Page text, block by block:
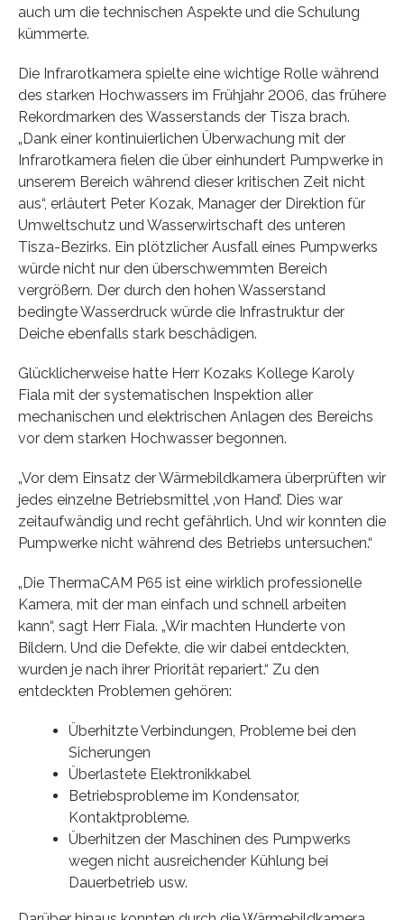
auch um die technischen Aspekte und die Schulung
kümmerte.
Die Infrarotkamera spielte eine wichtige Rolle während
des starken Hochwassers im Frühjahr 2006, das frühere
Rekordmarken des Wasserstands der Tisza brach.
„Dank einer kontinuierlichen Überwachung mit der
Infrarotkamera fielen die über einhundert Pumpwerke in
unserem Bereich während dieser kritischen Zeit nicht
aus“, erläutert Peter Kozak, Manager der Direktion für
Umweltschutz und Wasserwirtschaft des unteren
Tisza-Bezirks. Ein plötzlicher Ausfall eines Pumpwerks
würde nicht nur den überschwemmten Bereich
vergrößern. Der durch den hohen Wasserstand
bedingte Wasserdruck würde die Infrastruktur der
Deiche ebenfalls stark beschädigen.
Glücklicherweise hatte Herr Kozaks Kollege Karoly
Fiala mit der systematischen Inspektion aller
mechanischen und elektrischen Anlagen des Bereichs
vor dem starken Hochwasser begonnen.
„Vor dem Einsatz der Wärmebildkamera überprüften wir
jedes einzelne Betriebsmittel ‚von Hand’. Dies war
zeitaufwändig und recht gefährlich. Und wir konnten die
Pumpwerke nicht während des Betriebs untersuchen.“
„Die ThermaCAM P65 ist eine wirklich professionelle
Kamera, mit der man einfach und schnell arbeiten
kann“, sagt Herr Fiala. „Wir machten Hunderte von
Bildern. Und die Defekte, die wir dabei entdeckten,
wurden je nach ihrer Priorität repariert.“ Zu den
entdeckten Problemen gehören:
Überhitzte Verbindungen, Probleme bei den
Sicherungen
Überlastete Elektronikkabel
Betriebsprobleme im Kondensator,
Kontaktprobleme.
Überhitzen der Maschinen des Pumpwerks
wegen nicht ausreichender Kühlung bei
Dauerbetrieb usw.